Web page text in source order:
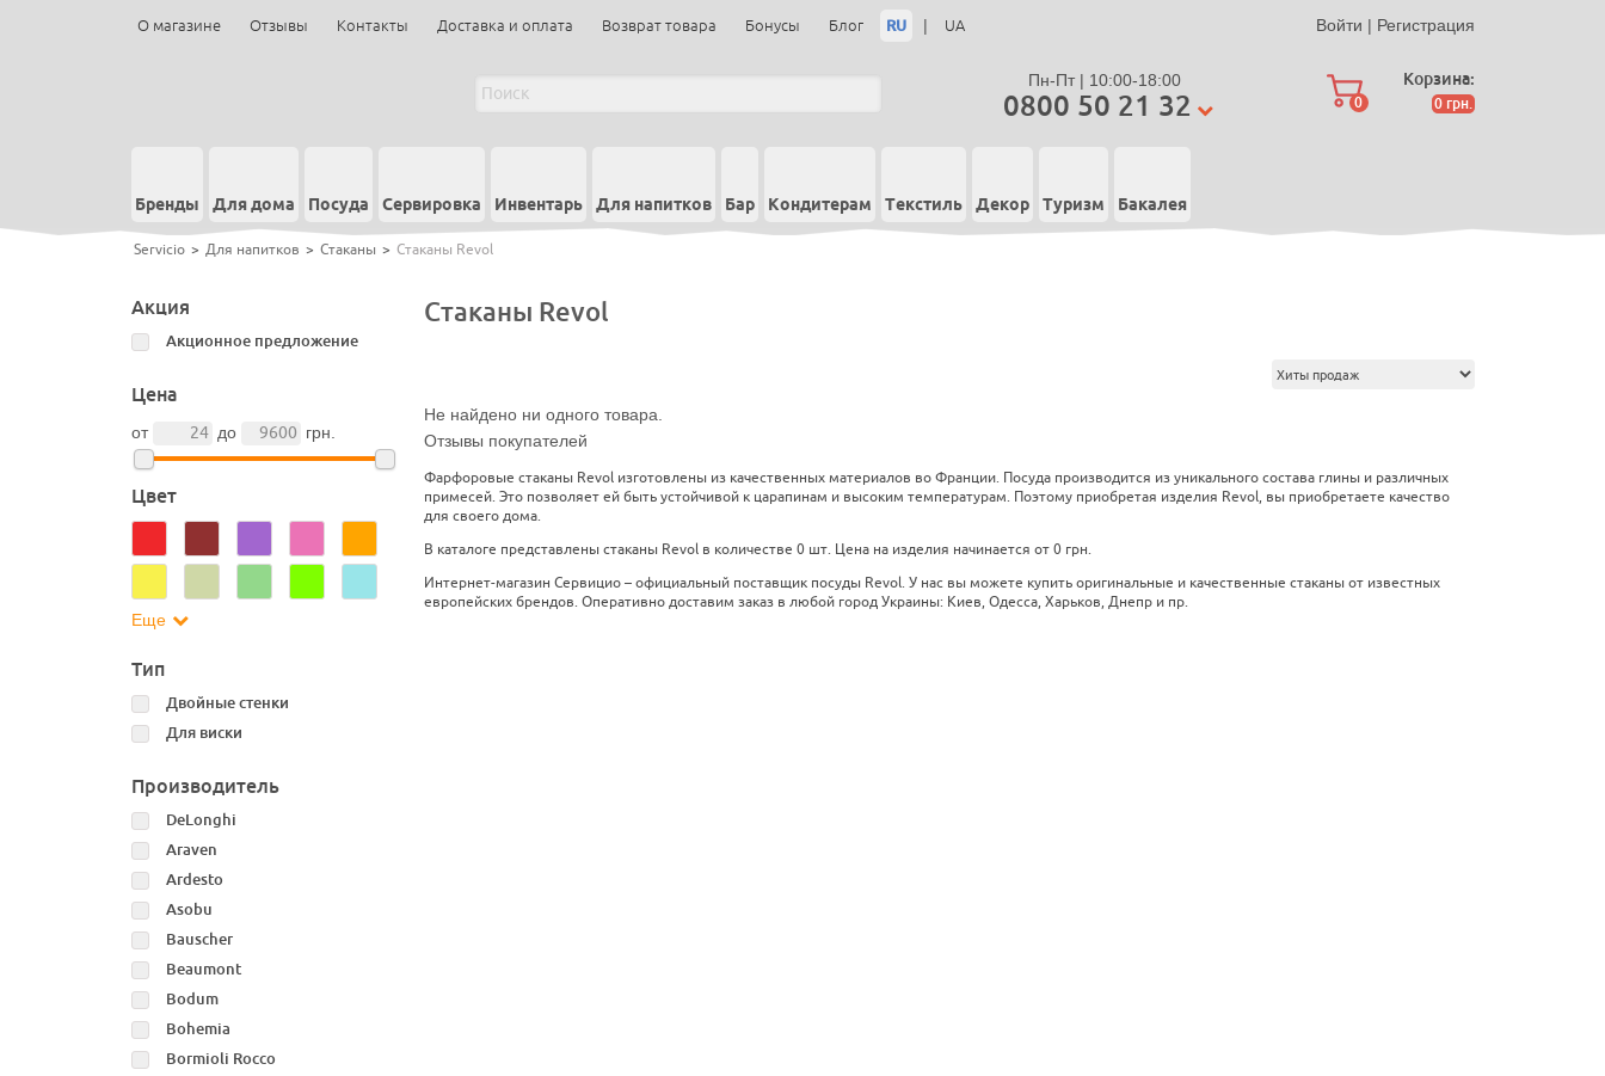
О магазине Отзывы Контакты Доставка и оплата Возврат товара Бонусы Блог RU | UA Войти | Регистрация
Пн-Пт | 10:00-18:00
0800 50 21 32 0
Корзина:
0 грн.
Бренды Для дома Посуда Сервировка Инвентарь Для напитков Бар Кондитерам Текстиль Декор Туризм Бакалея
Servicio > Для напитков > Стаканы > Стаканы Revol
Акция
Акционное предложение
Цена
от до грн.
Цвет
Еще
Тип
Двойные стенки
Для виски
Производитель
DeLonghi
Araven
Ardesto
Asobu
Bauscher
Beaumont
Bodum
Bohemia
Bormioli Rocco
Стаканы Revol
Не найдено ни одного товара.
Отзывы покупателей
Фарфоровые стаканы Revol изготовлены из качественных материалов во Франции. Посуда производится из уникального состава глины и различных
примесей. Это позволяет ей быть устойчивой к царапинам и высоким температурам. Поэтому приобретая изделия Revol, вы приобретаете качество
для своего дома.
В каталоге представлены стаканы Revol в количестве 0 шт. Цена на изделия начинается от 0 грн.
Интернет-магазин Сервицио – официальный поставщик посуды Revol. У нас вы можете купить оригинальные и качественные стаканы от известных
европейских брендов. Оперативно доставим заказ в любой город Украины: Киев, Одесса, Харьков, Днепр и пр.